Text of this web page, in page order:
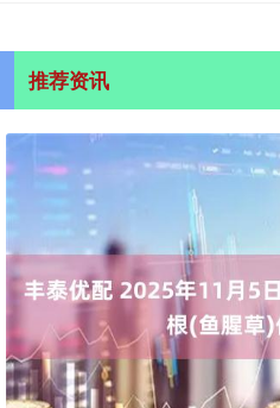
推荐资讯